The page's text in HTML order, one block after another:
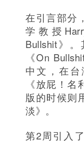
在引言部分
学教授
Bullshit》
《On
中文，在
《放屁！
版的时候则
淡》。
第2周引入